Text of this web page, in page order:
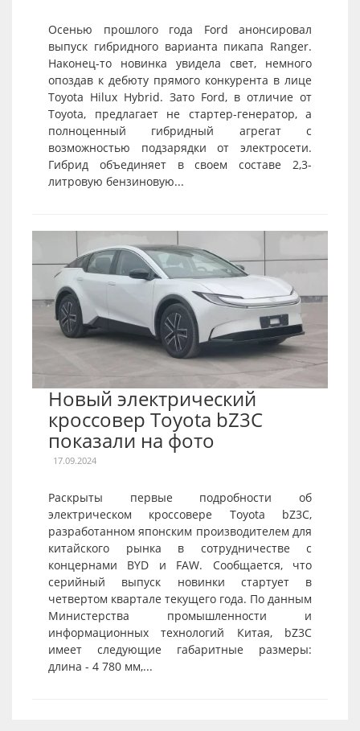
Осенью прошлого года Ford анонсировал
выпуск гибридного варианта пикапа Ranger.
Наконец-то новинка увидела свет, немного
опоздав к дебюту прямого конкурента в лице
Toyota Hilux Hybrid. Зато Ford, в отличие от
Toyota, предлагает не стартер-генератор, а
полноценный гибридный агрегат с
возможностью подзарядки от электросети.
Гибрид объединяет в своем составе 2,3-
литровую бензиновую...
Новый электрический
кроссовер Toyota bZ3C
показали на фото
17.09.2024
Раскрыты первые подробности об
электрическом кроссовере Toyota bZ3C,
разработанном японским производителем для
китайского рынка в сотрудничестве с
концернами BYD и FAW. Сообщается, что
серийный выпуск новинки стартует в
четвертом квартале текущего года. По данным
Министерства промышленности и
информационных технологий Китая, bZ3C
имеет следующие габаритные размеры:
длина - 4 780 мм,...